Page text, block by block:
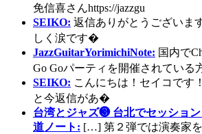
免信喜さんhttps://jazzgu
SEIKO: 返信ありがとうございま
しく涙です�
JazzGuitarYorimichiNote: 国内で
Go Goパーティを開催されている
SEIKO: こんにちは！セイコです
と今返信があ�
台湾とジャズ❸ 台北でセッション
道ノート: […] 第２弾では演奏家